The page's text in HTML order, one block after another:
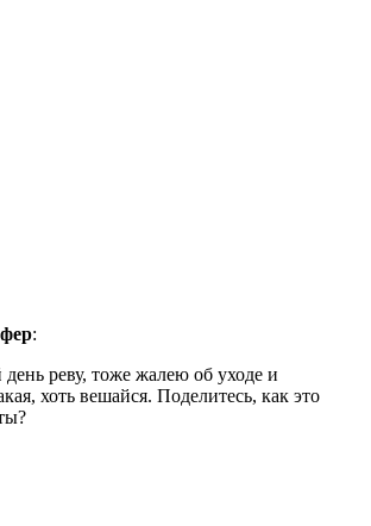
:
реву, тоже жалею об уходе и
хоть вешайся. Поделитесь, как это